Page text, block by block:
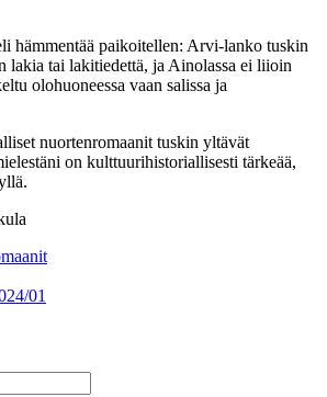
hämmentää paikoitellen: Arvi-lanko tuskin
lakia tai lakitiedettä, ja Ainolassa ei liioin
olohuoneessa vaan salissa ja
nuortenromaanit tuskin yltävät
on kulttuurihistoriallisesti tärkeää,
01